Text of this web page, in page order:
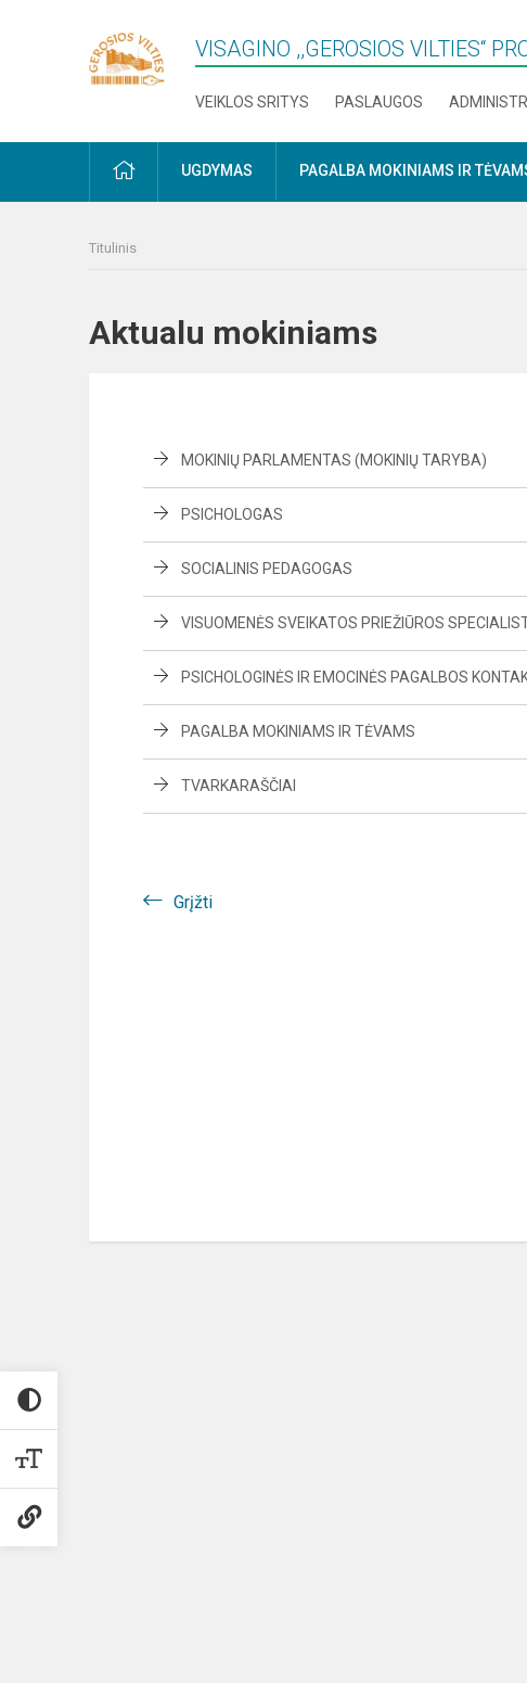
VISAGINO ,,GEROSIOS VILTIES“
VEIKLOS SRITYS PASLAUGOS
PRADŽIAUGDYMAS PAGALBA MOKINIAMS IR
Titulinis
Aktualu mokiniams
MOKINIŲ PARLAMENTAS (MOKINIŲ TARYBA)
PSICHOLOGAS
SOCIALINIS PEDAGOGAS
VISUOMENĖS SVEIKATOS PRIEŽIŪROS
PSICHOLOGINĖS IR EMOCINĖS PAGALBOS
PAGALBA MOKINIAMS IR TĖVAMS
TVARKARAŠČIAI
Grįžti